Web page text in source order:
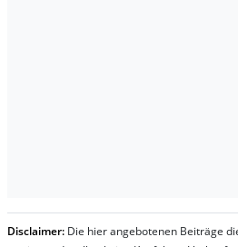
Dis­clai­mer: Die hier an­ge­bo­te­nen Bei­trä­ge